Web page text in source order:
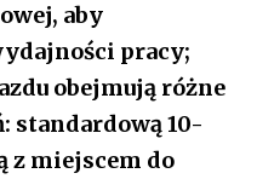
aby
pracy;
obejmują różne
standardową 10-
z miejscem do